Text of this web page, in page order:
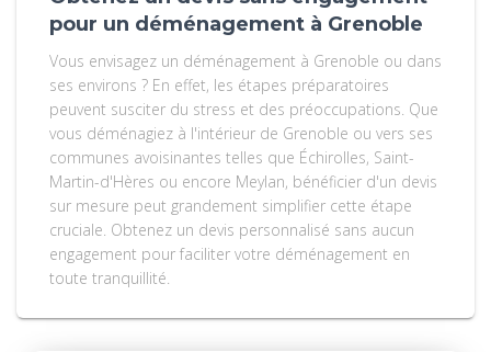
pour un déménagement à Grenoble
Vous envisagez un déménagement à Grenoble ou dans
ses environs ? En effet, les étapes préparatoires
peuvent susciter du stress et des préoccupations. Que
vous déménagiez à l'intérieur de Grenoble ou vers ses
communes avoisinantes telles que Échirolles, Saint-
Martin-d'Hères ou encore Meylan, bénéficier d'un devis
sur mesure peut grandement simplifier cette étape
cruciale. Obtenez un devis personnalisé sans aucun
engagement pour faciliter votre déménagement en
toute tranquillité.